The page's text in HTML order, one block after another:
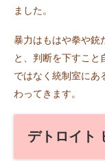
ました。
暴力はもはや拳や銃
と、判断を下すこと
ではなく統制室にあ
わってきます。
デトロイト